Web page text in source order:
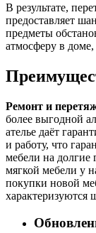
В результате,
предоставляет
предметы
атмосферу в
Ремонт и
более выгодной
ателье даёт
и работу, что
мебели на долгие
мягкой мебели у
покупки новой